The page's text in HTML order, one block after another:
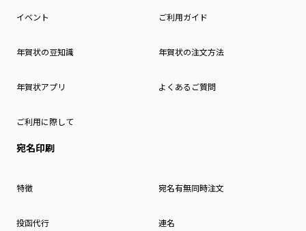
イベント ご利用ガイド
年賀状の豆知識 年賀状の注文方法
年賀状アプリ よくあるご質問
ご利用に際して
宛名印刷
特徴 宛名有無同時注文
投函代行 連名